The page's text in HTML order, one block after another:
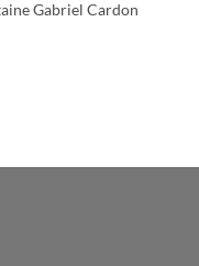
Gabriel Cardon